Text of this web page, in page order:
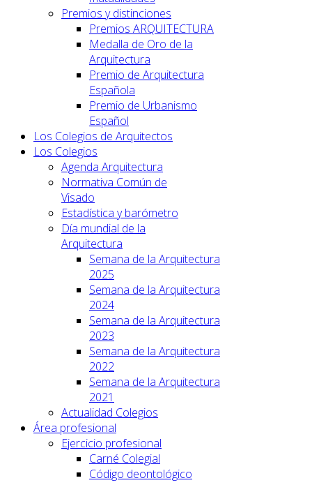
Premios y distinciones
Premios ARQUITECTURA
Medalla de Oro de la
Arquitectura
Premio de Arquitectura
Española
Premio de Urbanismo
Español
Los Colegios de Arquitectos
Los Colegios
Agenda Arquitectura
Normativa Común de
Visado
Estadística y barómetro
Día mundial de la
Arquitectura
Semana de la Arquitectura
2025
Semana de la Arquitectura
2024
Semana de la Arquitectura
2023
Semana de la Arquitectura
2022
Semana de la Arquitectura
2021
Actualidad Colegios
Área profesional
Ejercicio profesional
Carné Colegial
Código deontológico